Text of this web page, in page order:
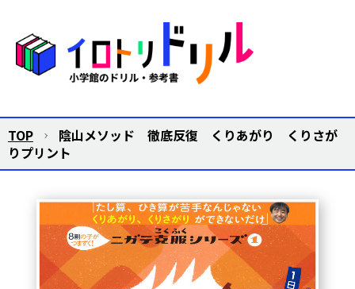
TOP
陰山メソッド 徹底反復 くりあがり くりさが
りプリント